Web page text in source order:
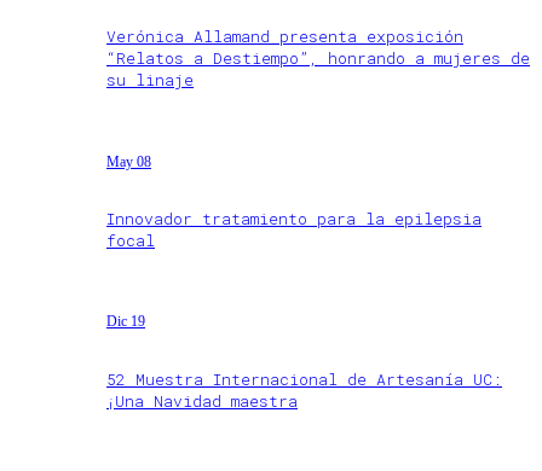
Verónica Allamand presenta exposición
“Relatos a Destiempo”, honrando a mujeres de
su linaje
May 08
Innovador tratamiento para la epilepsia
focal
Dic 19
52 Muestra Internacional de Artesanía UC:
¡Una Navidad maestra